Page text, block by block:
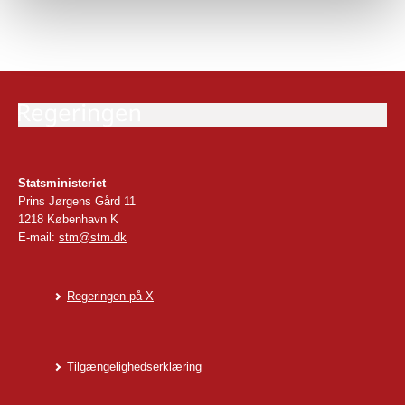
Statsministeriet
Prins Jørgens Gård 11
1218 København K
E-mail: stm@stm.dk
Regeringen på X
Tilgængelighedserklæring